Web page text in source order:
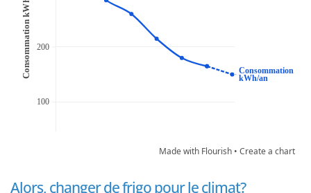
Made with Flourish • Create a chart
Alors, changer de frigo pour le climat?